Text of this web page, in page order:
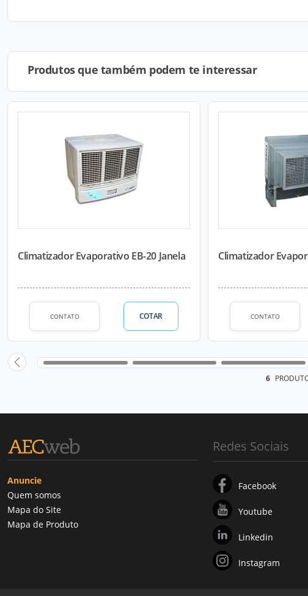
Produtos que também podem te interessar
Climatizador Evaporativo EB-20 Janela
CONTATO COTAR
Climatizador
CONTATO
6
Anuncie
Quem somos
Mapa do Site
Mapa de Produto
Redes Sociais
Facebook
Youtube
Linkedin
Instagram